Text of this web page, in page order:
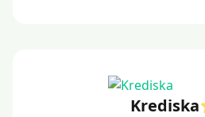
С просрочками
Krediska